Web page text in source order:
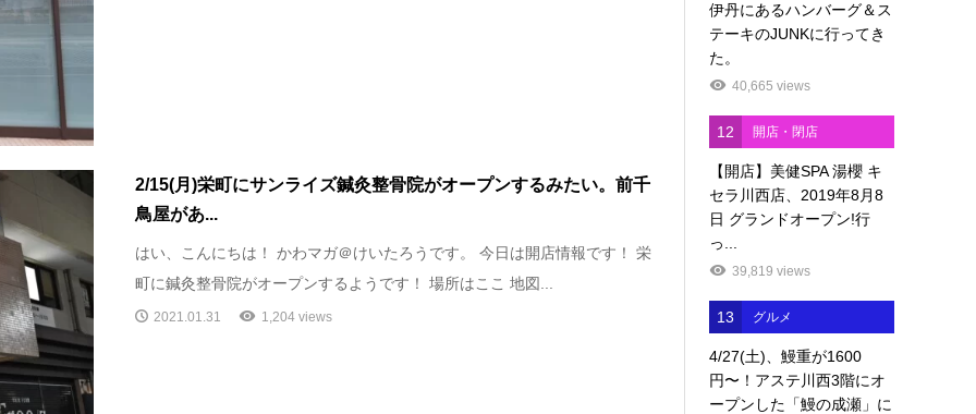
2/15(月)栄町にサンライズ鍼灸整骨院がオープンするみたい。前千
鳥屋があ...
はい、こんにちは！ かわマガ＠けいたろうです。 今日は開店情報です！ 栄
町に鍼灸整骨院がオープンするようです！ 場所はここ 地図...
2021.01.31 1,204 views
伊丹にあるハンバーグ＆ス
テーキのJUNKに行ってき
た。
40,665 views
12 開店・閉店
【開店】美健SPA 湯櫻 キ
セラ川西店、2019年8月8
日 グランドオープン!行
っ...
39,819 views
13 グルメ
4/27(土)、鰻重が1600
円〜！アステ川西3階にオ
ープンした「鰻の成瀬」に